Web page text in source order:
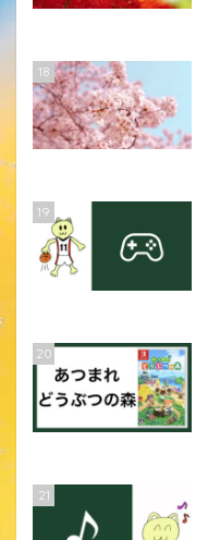
18
19
20
21